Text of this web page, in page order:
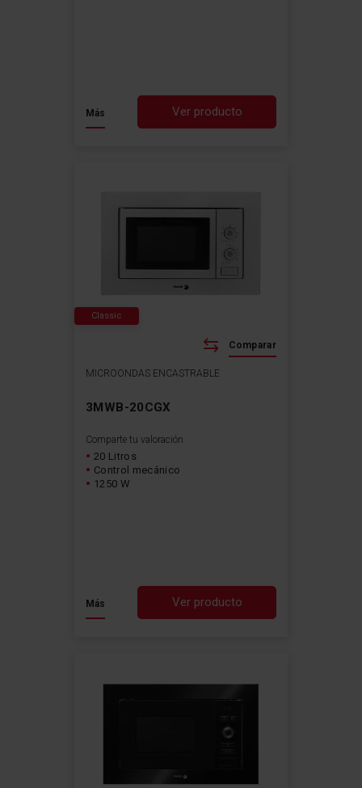
Ver producto
Más
MICROONDAS ENCASTRABLE
3MWB-20CGX
Ver producto
Más
Comparte tu valoración
20 Litros
Control mecánico
1250 W
Comparar
Classic